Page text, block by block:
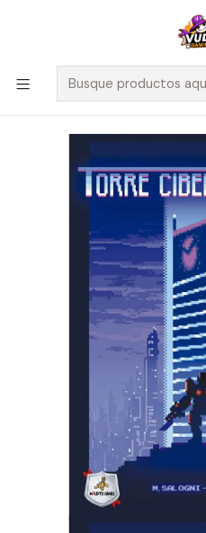
🚀 ¡Despachamos a todo Chile!
$100.000 y a RM sobre $35.000
Inicio Juegos de
Torre